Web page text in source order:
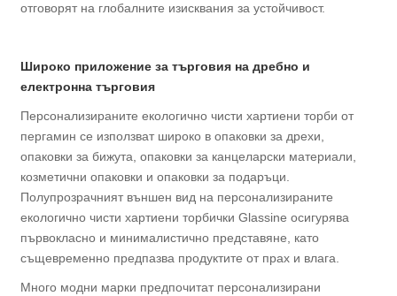
отговорят на глобалните изисквания за устойчивост.
Широко приложение за търговия на дребно и
електронна търговия
Персонализираните екологично чисти хартиени торби от
пергамин се използват широко в опаковки за дрехи,
опаковки за бижута, опаковки за канцеларски материали,
козметични опаковки и опаковки за подаръци.
Полупрозрачният външен вид на персонализираните
екологично чисти хартиени торбички Glassine осигурява
първокласно и минималистично представяне, като
същевременно предпазва продуктите от прах и влага.
Много модни марки предпочитат персонализирани